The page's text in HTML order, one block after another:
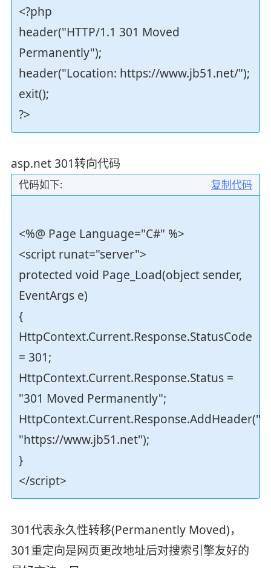
<?php
header("HTTP/1.1 301 Moved
Permanently");
header("Location: https://www.jb51.net/");
exit();
?>
asp.net 301转向代码
复制代码
代码如下:
<%@ Page Language="C#" %>
<script runat="server">
protected void Page_Load(object sender,
EventArgs e)
{
HttpContext.Current.Response.StatusCode
= 301;
HttpContext.Current.Response.Status =
"301 Moved Permanently";
"https://www.jb51.net");
}
</script>
301代表永久性转移(Permanently Moved)，
301重定向是网页更改地址后对搜索引擎友好的